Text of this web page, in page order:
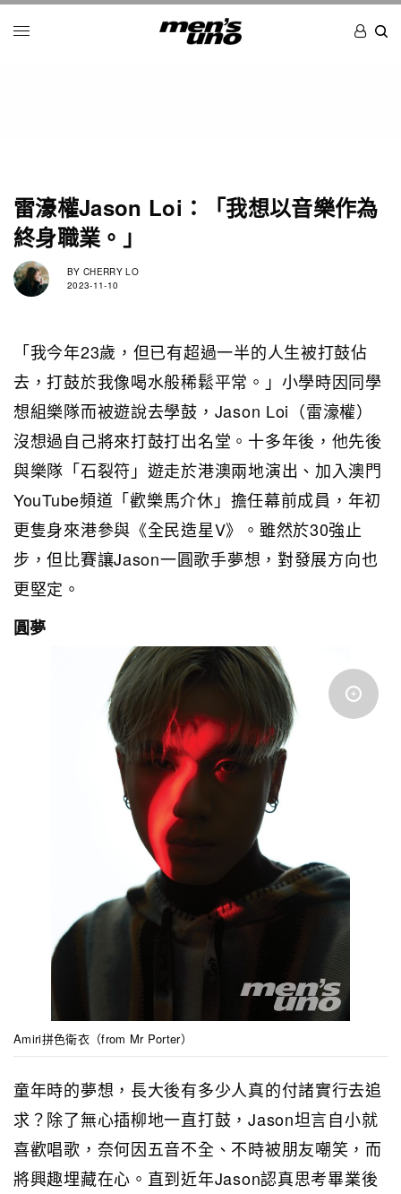
雷濠權Jason Loi：「我想以音樂作為
終身職業。」
BY CHERRY LO
2023-11-10
「我今年23歲，但已有超過一半的人生被打鼓佔
去，打鼓於我像喝水般稀鬆平常。」小學時因同學
想組樂隊而被遊說去學鼓，Jason Loi（雷濠權）
沒想過自己將來打鼓打出名堂。十多年後，他先後
與樂隊「石裂符」遊走於港澳兩地演出、加入澳門
YouTube頻道「歡樂馬介休」擔任幕前成員，年初
更隻身來港參與《全民造星V》。雖然於30強止
步，但比賽讓Jason一圓歌手夢想，對發展方向也
更堅定。
圓夢
Amiri拼色衛衣（from Mr Porter）
童年時的夢想，長大後有多少人真的付諸實行去追
求？除了無心插柳地一直打鼓，Jason坦言自小就
喜歡唱歌，奈何因五音不全、不時被朋友嘲笑，而
將興趣埋藏在心。直到近年Jason認真思考畢業後